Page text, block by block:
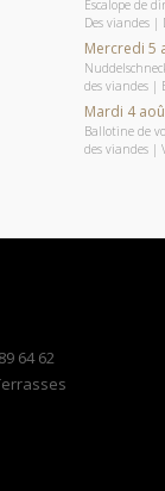
Escalope de
Des viandes |
Mercredi 5
des viandes |
Mardi 4
Ballotine de
des viandes |
64 62